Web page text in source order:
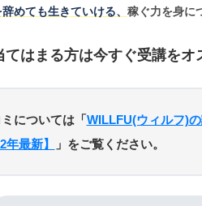
めても生きていける、 稼ぐ力を身に
てはまる方は今すぐ受講をオ
については「WILLFU(ウィルフ)
最新】
」をご覧ください。